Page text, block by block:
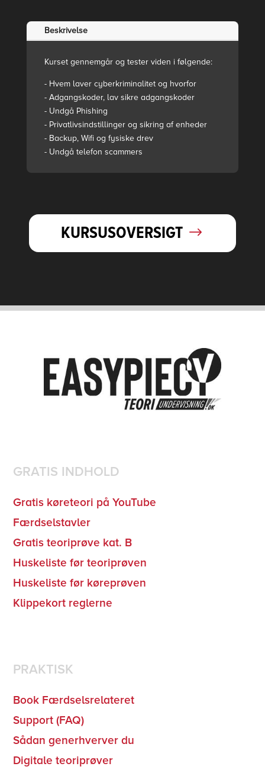
Beskrivelse
Kurset gennemgår og tester viden i følgende:
- Hvem laver cyberkriminalitet og hvorfor
- Adgangskoder, lav sikre adgangskoder
- Undgå Phishing
- Privatlivsindstillinger og sikring af enheder
- Backup, Wifi og fysiske drev
- Undgå telefon scammers
KURSUSOVERSIGT
GRATIS INDHOLD
Gratis køreteori på YouTube
Færdselstavler
Gratis teoriprøve kat. B
Huskeliste før teoriprøven
Huskeliste før køreprøven
Klippekort reglerne
PRAKTISK
Book Færdselsrelateret
Support (FAQ)
Sådan generhverver du
Digitale teoriprøver